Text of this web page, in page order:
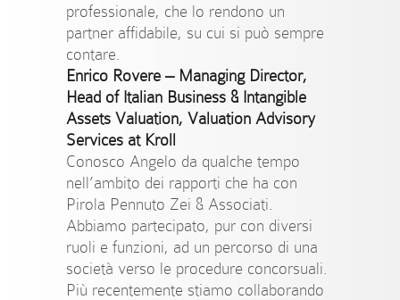
professionale, che lo rendono un
partner affidabile, su cui si può sempre
contare.
Enrico Rovere – Managing Director,
Head of Italian Business & Intangible
Assets Valuation, Valuation Advisory
Services at Kroll
Conosco Angelo da qualche tempo
nell’ambito dei rapporti che ha con
Pirola Pennuto Zei & Associati.
Abbiamo partecipato, pur con diversi
ruoli e funzioni, ad un percorso di una
società verso le procedure concorsuali.
Più recentemente stiamo collaborando